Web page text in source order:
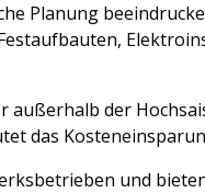
Planung
außerhalb der
das
und